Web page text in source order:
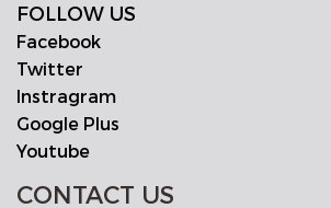
FOLLOW US
Facebook
Twitter
Instragram
Google Plus
Youtube
CONTACT US